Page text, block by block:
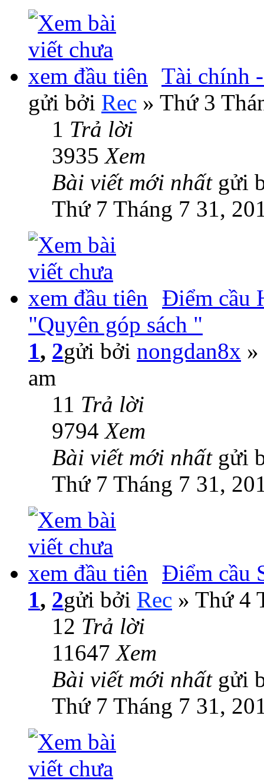
Tài chính
gửi bởi Rec » Thứ 3
1 Trả lời
3935Xem
Bài viết mới nhất gửi
Thứ 7 Tháng 7 31,
Điểm cầu
"Quyên góp sách "
1, 2gửi bởi nongdan8x
am
11 Trả lời
9794Xem
Bài viết mới nhất gửi
Thứ 7 Tháng 7 31,
Điểm cầu
1, 2gửi bởi Rec » Thứ 4
12 Trả lời
11647Xem
Bài viết mới nhất gửi
Thứ 7 Tháng 7 31,